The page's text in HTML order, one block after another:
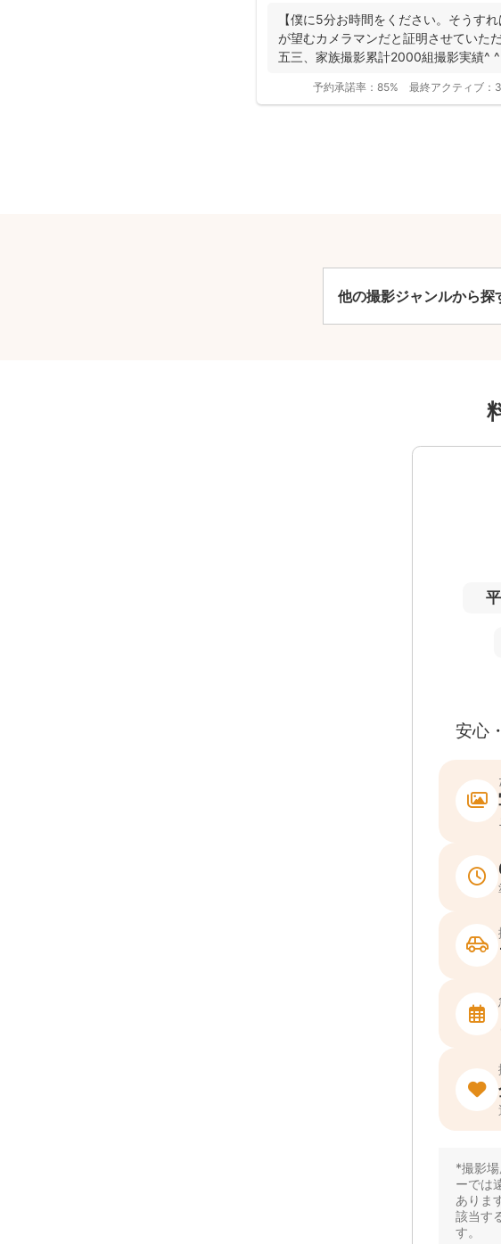
【僕に5分お時間をください。そうす
が望むカメラマンだと証明させていた
五三、家族撮影累計2000組撮影実績^
予約承諾率： 85% 最終アクティブ：
他の撮影ジャンルから探
撮影
たっぷりもらえる
(目安)
準備・片付けな
撮影場所までの
フォトグラ
急な体調・天候
*撮影場所や日時によっ